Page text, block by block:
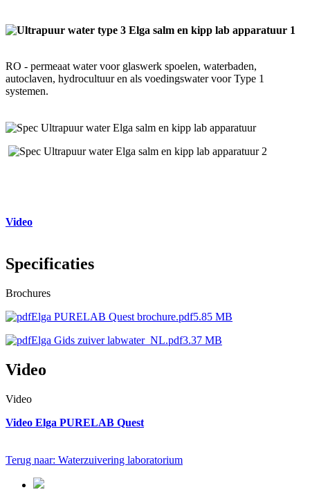
RO - permeaat water voor glaswerk spoelen, waterbaden,
autoclaven, hydrocultuur en als voedingswater voor Type 1
systemen.
Video
Specificaties
Brochures
Elga PURELAB Quest brochure.pdf5.85 MB
Elga Gids zuiver labwater_NL.pdf3.37 MB
Video
Video
Video Elga PURELAB Quest
Terug naar: Waterzuivering laboratorium